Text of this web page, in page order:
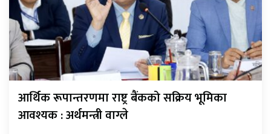
आर्थिक रूपान्तरणमा राष्ट्र बैंकको सक्रिय भूमिका
आवश्यक : अर्थमन्त्री वाग्ले